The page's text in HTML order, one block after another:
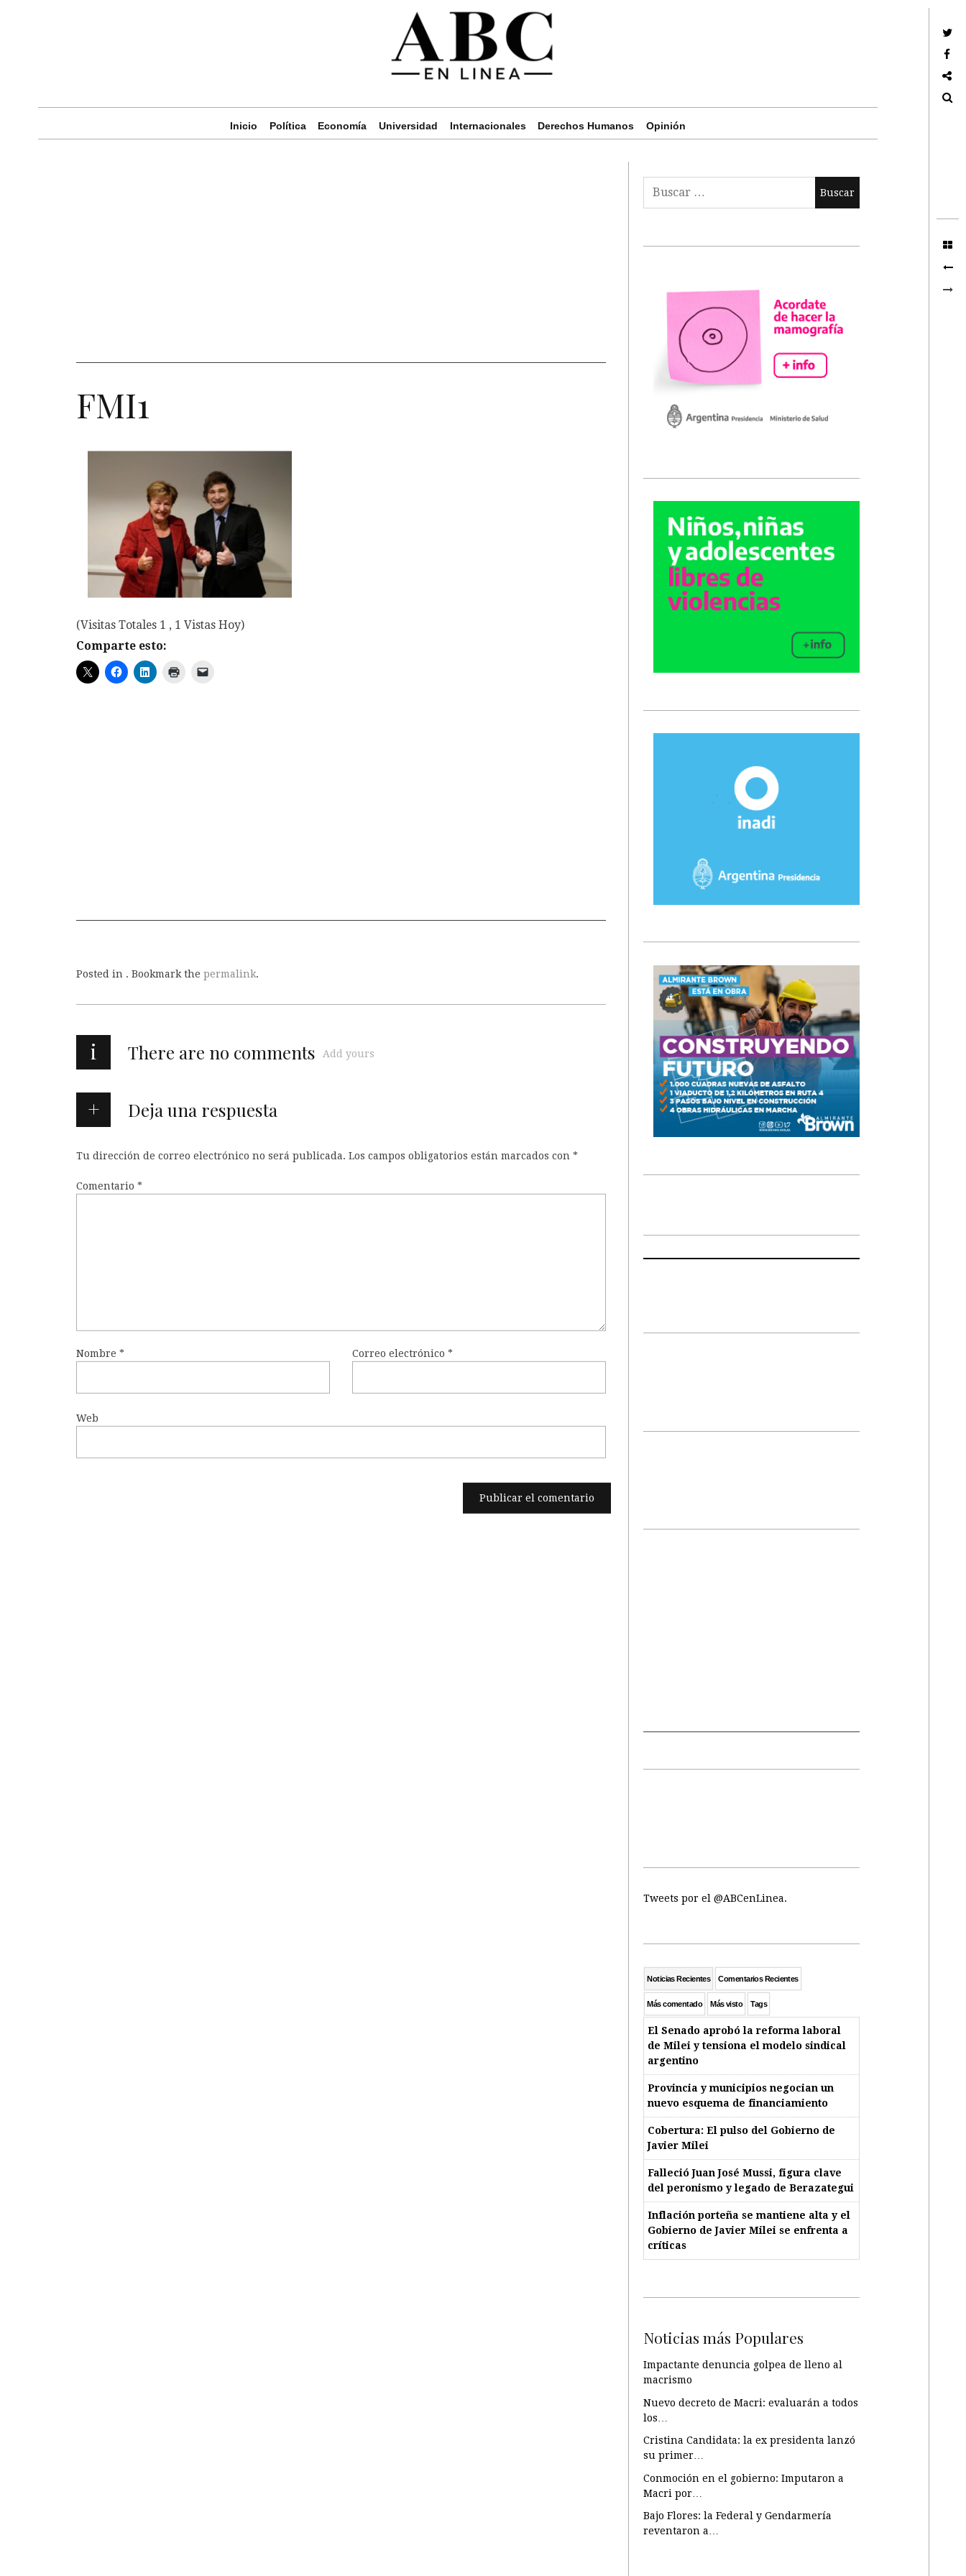
Inicio Política Economía Universidad Internacionales Derechos Humanos Opinión
FMI1
(Visitas Totales 1 , 1 Vistas Hoy)
Comparte esto:
Posted in . Bookmark the permalink.
i There are no comments Add yours
Deja una respuesta
Tu dirección de correo electrónico no será publicada. Los campos obligatorios están marcados con *
Comentario *
Nombre * Correo electrónico*
Web
Tweets por el @ABCenLinea.
Noticias Recientes Comentarios Recientes
Más comentado Más visto Tags
El Senado aprobó la reforma laboral
de Milei y tensiona el modelo sindical
argentino
Provincia y municipios negocian un
nuevo esquema de financiamiento
Cobertura: El pulso del Gobierno de
Javier Milei
Falleció Juan José Mussi, figura clave
del peronismo y legado de Berazategui
Inflación porteña se mantiene alta y el
Gobierno de Javier Milei se enfrenta a
críticas
Noticias más Populares
Impactante denuncia golpea de lleno al
macrismo
Nuevo decreto de Macri: evaluarán a todos
los…
Cristina Candidata: la ex presidenta lanzó
su primer…
Conmoción en el gobierno: Imputaron a
Macri por…
Bajo Flores: la Federal y Gendarmería
reventaron a…